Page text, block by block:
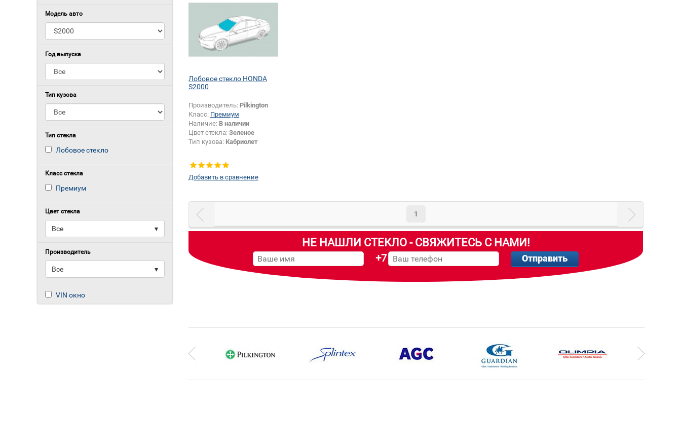
Модель авто
Год выпуска
Тип кузова
Тип стекла
Лобовое стекло
Класс стекла
Премиум
Цвет стекла
▾
Все
Производитель
▾
Все
VIN окно
Лобовое стекло HONDA
S2000
Производитель: Pilkington
Класс: Премиум
Наличие: В наличии
Цвет стекла: Зеленое
Тип кузова: Кабриолет
Добавить в сравнение
1
НЕ НАШЛИ СТЕКЛО - СВЯЖИТЕСЬ С НАМИ!
+7 Отправить